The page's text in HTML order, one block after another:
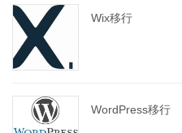
Wix移行
WordPress移行